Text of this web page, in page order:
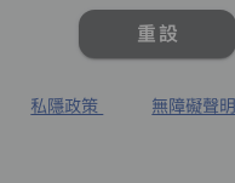
重設
私隱政策 無障礙聲明